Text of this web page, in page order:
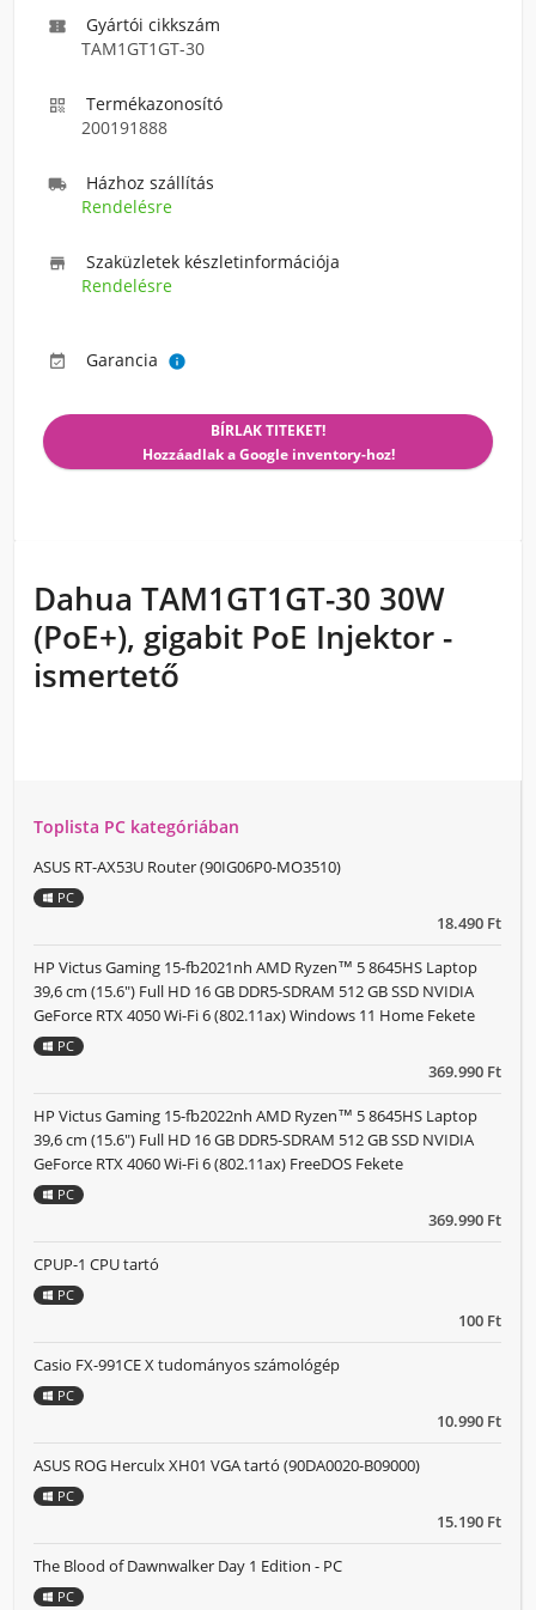

Gyártói cikkszám
TAM1GT1GT-30

Termékazonosító
200191888

Házhoz szállítás
Rendelésre

Szaküzletek készletinformációja
Rendelésre
 Garancia 
BÍRLAK TITEKET!
Hozzáadlak a Google inventory-hoz!
Dahua TAM1GT1GT-30 30W
(PoE+), gigabit PoE Injektor -
ismertető
Toplista PC kategóriában
18.490 Ft
ASUS RT-AX53U Router (90IG06P0-MO3510)
PC
369.990 Ft
HP Victus Gaming 15-fb2021nh AMD Ryzen™ 5 8645HS Laptop
39,6 cm (15.6") Full HD 16 GB DDR5-SDRAM 512 GB SSD NVIDIA
GeForce RTX 4050 Wi-Fi 6 (802.11ax) Windows 11 Home Fekete
PC
369.990 Ft
HP Victus Gaming 15-fb2022nh AMD Ryzen™ 5 8645HS Laptop
39,6 cm (15.6") Full HD 16 GB DDR5-SDRAM 512 GB SSD NVIDIA
GeForce RTX 4060 Wi-Fi 6 (802.11ax) FreeDOS Fekete
PC
100 Ft
CPUP-1 CPU tartó
PC
10.990 Ft
Casio FX-991CE X tudományos számológép
PC
15.190 Ft
ASUS ROG Herculx XH01 VGA tartó (90DA0020-B09000)
PC
The Blood of Dawnwalker Day 1 Edition - PC
PC